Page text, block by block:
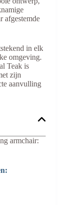
afgestemde
in elk
omgeving.
Teak is
zijn
aanvulling
armchair: